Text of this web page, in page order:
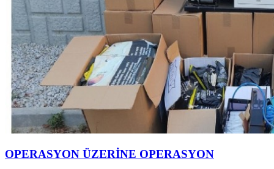
OPERASYON ÜZERİNE OPERASYON